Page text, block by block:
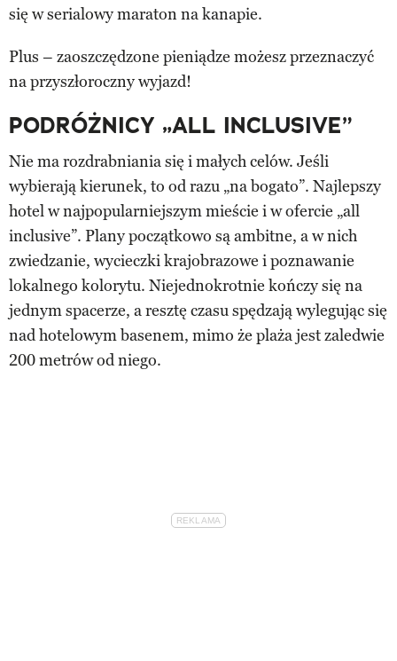
się w serialowy maraton na kanapie.
Plus – zaoszczędzone pieniądze możesz przeznaczyć
na przyszłoroczny wyjazd!
PODRÓŻNICY „ALL INCLUSIVE”
Nie ma rozdrabniania się i małych celów. Jeśli
wybierają kierunek, to od razu „na bogato”. Najlepszy
hotel w najpopularniejszym mieście i w ofercie „all
inclusive”. Plany początkowo są ambitne, a w nich
zwiedzanie, wycieczki krajobrazowe i poznawanie
lokalnego kolorytu. Niejednokrotnie kończy się na
jednym spacerze, a resztę czasu spędzają wylegując się
nad hotelowym basenem, mimo że plaża jest zaledwie
200 metrów od niego.